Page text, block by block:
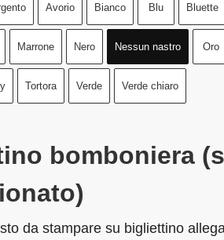
Avorio Bianco Blu Bluette
Marrone Nero Nessun nastro Oro
Tortora Verde Verde chiaro
bomboniera
da stampare su bigliettino